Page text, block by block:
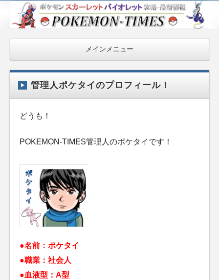
ポケモン最新
情報まとめ
『POKEMON-
TIMES』
メインメニュー
管理人ポケタイのプロフィール！
どうも！
POKEMON-TIMES管理人のポケタイです！
●名前：ポケタイ
●職業：社会人
●血液型：A型